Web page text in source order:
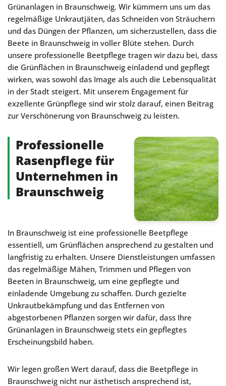
Grünanlagen in Braunschweig. Wir kümmern uns um das
regelmäßige Unkrautjäten, das Schneiden von Sträuchern
und das Düngen der Pflanzen, um sicherzustellen, dass die
Beete in Braunschweig in voller Blüte stehen. Durch
unsere professionelle Beetpflege tragen wir dazu bei, dass
die Grünflächen in Braunschweig einladend und gepflegt
wirken, was sowohl das Image als auch die Lebensqualität
in der Stadt steigert. Mit unserem Engagement für
exzellente Grünpflege sind wir stolz darauf, einen Beitrag
zur Verschönerung von Braunschweig zu leisten.
Professionelle
Rasenpflege für
Unternehmen in
Braunschweig
In Braunschweig ist eine professionelle Beetpflege
essentiell, um Grünflächen ansprechend zu gestalten und
langfristig zu erhalten. Unsere Dienstleistungen umfassen
das regelmäßige Mähen, Trimmen und Pflegen von
Beeten in Braunschweig, um eine gepflegte und
einladende Umgebung zu schaffen. Durch gezielte
Unkrautbekämpfung und das Entfernen von
abgestorbenen Pflanzen sorgen wir dafür, dass Ihre
Grünanlagen in Braunschweig stets ein gepflegtes
Erscheinungsbild haben.
Wir legen großen Wert darauf, dass die Beetpflege in
Braunschweig nicht nur ästhetisch ansprechend ist,